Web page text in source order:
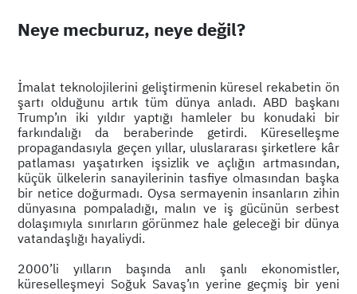
Neye mecburuz, neye değil?
İmalat teknolojilerini geliştirmenin küresel rekabetin ön
şartı olduğunu artık tüm dünya anladı. ABD başkanı
Trump’ın iki yıldır yaptığı hamleler bu konudaki bir
farkındalığı da beraberinde getirdi. Küreselleşme
propagandasıyla geçen yıllar, uluslararası şirketlere kâr
patlaması yaşatırken işsizlik ve açlığın artmasından,
küçük ülkelerin sanayilerinin tasfiye olmasından başka
bir netice doğurmadı. Oysa sermayenin insanların zihin
dünyasına pompaladığı, malın ve iş gücünün serbest
dolaşımıyla sınırların görünmez hale geleceği bir dünya
vatandaşlığı hayaliydi.
2000’li yılların başında anlı şanlı ekonomistler,
küreselleşmeyi Soğuk Savaş’ın yerine geçmiş bir yeni